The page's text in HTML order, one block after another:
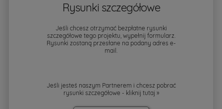
Rysunki szczegółowe
Jeśli chcesz otrzymać bezpłatne rysunki
szczegółowe tego projektu, wypełnij formularz.
Rysunki zostaną przesłane na podany adres e-
mail.
Jeśli jesteś naszym Partnerem i chcesz pobrać
rysunki szczegółowe - kliknij tutaj »